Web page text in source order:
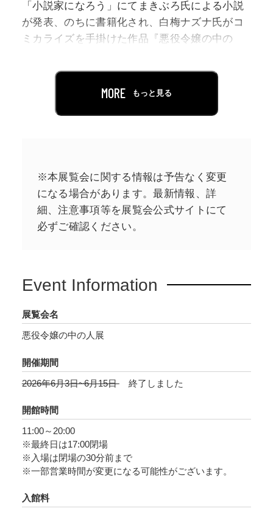
「小説家になろう」にてまきぶろ氏による小説
が発表、のちに書籍化され、白梅ナズナ氏がコ
ミカライズを手掛けた作品『悪役令嬢の中の
とあるRPG系乙女ゲームの悪役令嬢レミリアに
乙女」により努力虚しく断罪されてしまった。
本物の悪役による復讐劇が始まる！
2020年より「小説家になろう」にて『悪役令嬢
の中の人』の短編を発表、のちに連載版が掲載
イズが『悪役令嬢の中の人〜断罪された転生者
のため嘘つきヒロインに復讐いたします〜』の
くるマンガ大賞2023Webマンガ部門第9位、
WEBマンガ総選挙2023年第3位を受賞。コミカ
は、アニメ化に向けた企画が進行中であること
が発表され、完結後も注目が集まり続けている
作品です。
本展は、『悪役令嬢の中の人』初の展覧会で
す。
MORE もっと見る
※本展覧会に関する情報は予告なく変更
になる場合があります。最新情報、詳
細、注意事項等を展覧会公式サイトにて
必ずご確認ください。
Event Information
展覧会名
悪役令嬢の中の人展
開催期間
2026年6月3日~6月15日
終了しました
開館時間
11:00～20:00
※最終日は17:00閉場
※入場は閉場の30分前まで
※一部営業時間が変更になる可能性がございます。
入館料